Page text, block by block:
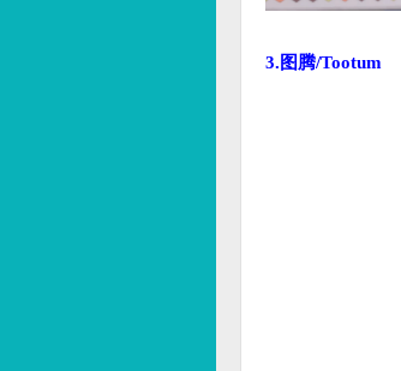
3.图腾/Tootum